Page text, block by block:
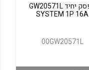
מפסק יחיד GW20571L
SYSTEM 1P 16A
00GW20571L